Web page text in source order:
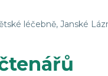
léčebně, Janské